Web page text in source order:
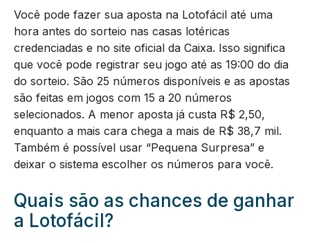
Você pode fazer sua aposta na Lotofácil até uma
hora antes do sorteio nas casas lotéricas
credenciadas e no site oficial da Caixa. Isso significa
que você pode registrar seu jogo até as 19:00 do dia
do sorteio. São 25 números disponíveis e as apostas
são feitas em jogos com 15 a 20 números
selecionados. A menor aposta já custa R$ 2,50,
enquanto a mais cara chega a mais de R$ 38,7 mil.
Também é possível usar “Pequena Surpresa” e
deixar o sistema escolher os números para você.
Quais são as chances de ganhar
a Lotofácil?